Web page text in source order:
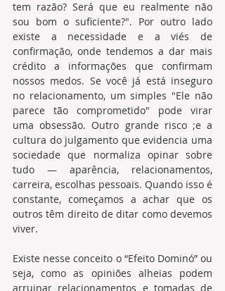
tem razão? Será que eu realmente não
sou bom o suficiente?". Por outro lado
existe a necessidade e a viés de
confirmação, onde tendemos a dar mais
crédito a informações que confirmam
nossos medos. Se você já está inseguro
no relacionamento, um simples "Ele não
parece tão comprometido" pode virar
uma obsessão. Outro grande risco ;e a
cultura do julgamento que evidencia uma
sociedade que normaliza opinar sobre
tudo — aparência, relacionamentos,
carreira, escolhas pessoais. Quando isso é
constante, começamos a achar que os
outros têm direito de ditar como devemos
viver.
Existe nesse conceito o “Efeito Dominó” ou
seja, como as opiniões alheias podem
arruinar relacionamentos e tomadas de